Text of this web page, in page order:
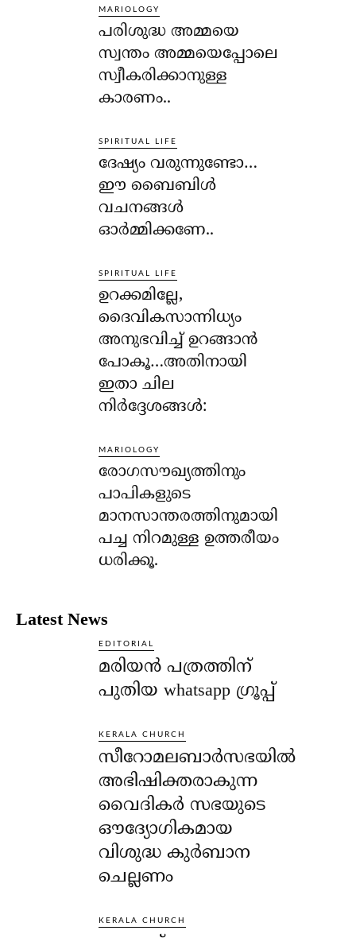
MARIOLOGY
പരിശുദ്ധ അമ്മയെ
സ്വന്തം അമ്മയെപ്പോലെ
സ്വീകരിക്കാനുള്ള
കാരണം..
SPIRITUAL LIFE
ദേഷ്യം വരുന്നുണ്ടോ…
ഈ ബൈബിള്‍
വചനങ്ങള്‍
ഓര്‍മ്മിക്കണേ..
SPIRITUAL LIFE
ഉറക്കമില്ലേ,
ദൈവികസാന്നിധ്യം
അനുഭവിച്ച് ഉറങ്ങാന്‍
പോകൂ…അതിനായി
ഇതാ ചില
നിര്‍ദ്ദേശങ്ങള്‍:
MARIOLOGY
രോഗസൗഖ്യത്തിനും
പാപികളുടെ
മാനസാന്തരത്തിനുമായി
പച്ച നിറമുള്ള ഉത്തരീയം
ധരിക്കൂ.
Latest News
EDITORIAL
മരിയൻ പത്രത്തിന്
പുതിയ whatsapp ഗ്രൂപ്പ്
KERALA CHURCH
സീറോമലബാർസഭയിൽ
അഭിഷിക്തരാകുന്ന
വൈദികർ സഭയുടെ
ഔദ്യോഗികമായ
വിശുദ്ധ കുർബാന
ചെല്ലണം
KERALA CHURCH